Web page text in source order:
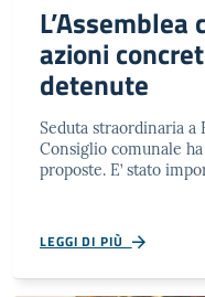
azioni
detenute
Seduta straordinaria a
Consiglio comunale
proposte. E’ stato
LEGGI DI PIÙ